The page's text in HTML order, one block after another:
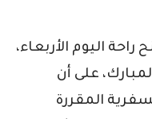
اليوم الأربعاء،
على أن
المقررة